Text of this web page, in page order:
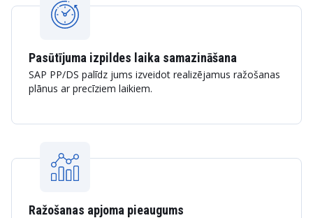
Pasūtījuma izpildes laika samazināšana
SAP PP/DS palīdz jums izveidot realizējamus ražošanas
plānus ar precīziem laikiem.
Ražošanas apjoma pieaugums